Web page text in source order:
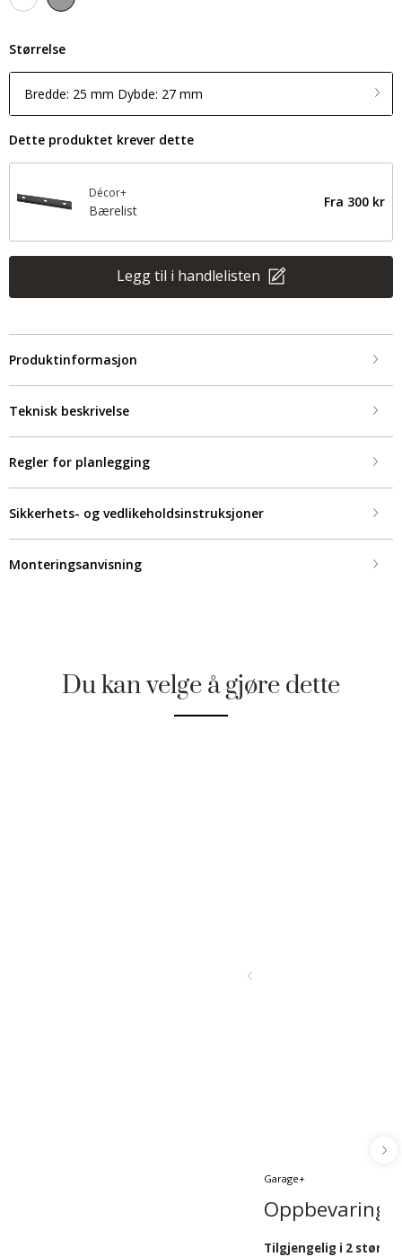
Størrelse
Bredde: 25 mm Dybde: 27 mm
Dette produktet krever dette
Décor+
Bærelist
Fra 300 kr
Legg til i handlelisten
Produktinformasjon
Teknisk beskrivelse
Regler for planlegging
Sikkerhets- og vedlikeholdsinstruksjoner
Monteringsanvisning
Du kan velge å gjøre dette
Legg til et sofistikert preg på garderoben din.
Garage+
Tilgjengelig i 2